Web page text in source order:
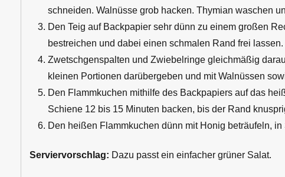
schneiden. Walnüsse grob hacken. Thymian waschen
Den Teig auf Backpapier sehr dünn zu einem großen
bestreichen und dabei einen schmalen Rand frei
Zwetschgenspalten und Zwiebelringe gleichmäßig
kleinen Portionen darübergeben und mit Walnüssen
Den Flammkuchen mithilfe des Backpapiers auf das
Schiene 12 bis 15 Minuten backen, bis der Rand
Den heißen Flammkuchen dünn mit Honig beträufeln,
Serviervorschlag: Dazu passt ein einfacher grüner Salat.